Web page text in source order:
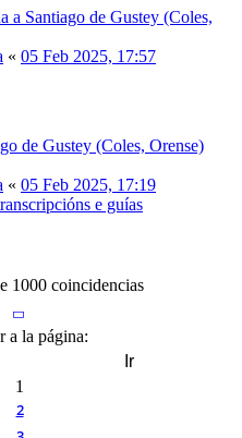
a Santiago de Gustey (Coles,
« 05 Feb 2025, 17:57
de Gustey (Coles, Orense)
« 05 Feb 2025, 17:19
e guías
1000 coincidencias
Página
a la página:
1
2